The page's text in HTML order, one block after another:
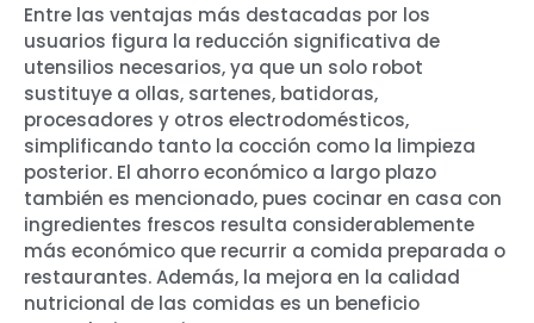
Entre las ventajas más destacadas por los
usuarios figura la reducción significativa de
utensilios necesarios, ya que un solo robot
sustituye a ollas, sartenes, batidoras,
procesadores y otros electrodomésticos,
simplificando tanto la cocción como la limpieza
posterior. El ahorro económico a largo plazo
también es mencionado, pues cocinar en casa con
ingredientes frescos resulta considerablemente
más económico que recurrir a comida preparada o
restaurantes. Además, la mejora en la calidad
nutricional de las comidas es un beneficio